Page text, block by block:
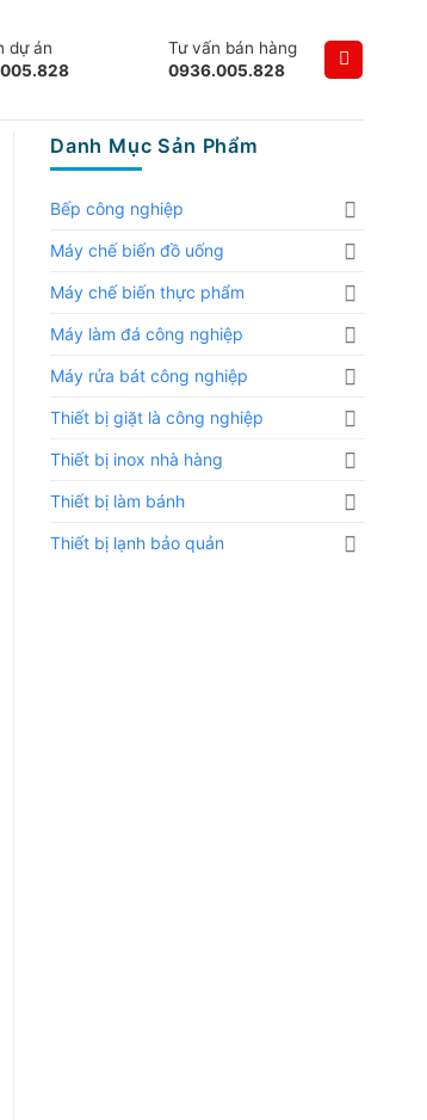
dự án
Tư vấn bán hàng
0936.005.828
Danh Mục Sản Phẩm
Bếp công nghiệp
Máy chế biến đồ uống
Máy chế biến thực phẩm
Máy làm đá công nghiệp
Máy rửa bát công nghiệp
Thiết bị giặt là công nghiệp
Thiết bị inox nhà hàng
Thiết bị làm bánh
Thiết bị lạnh bảo quản